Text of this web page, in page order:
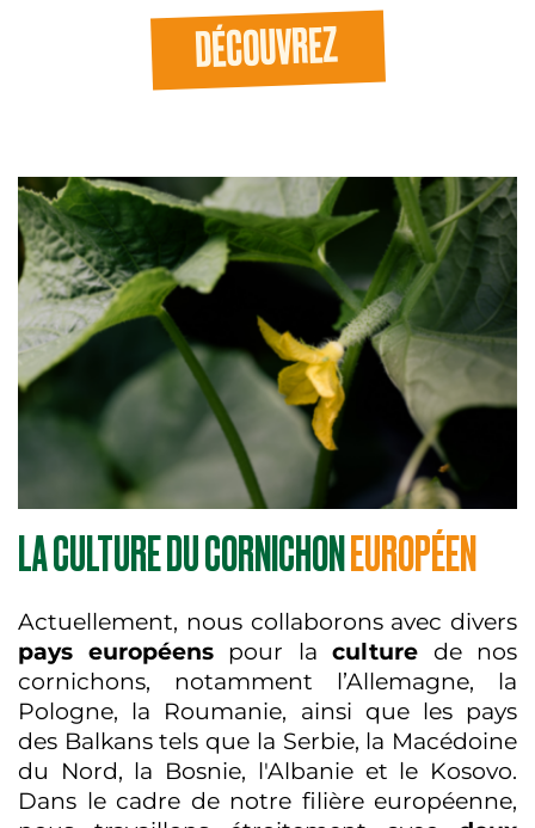
DÉCOUVREZ
LA CULTURE DU CORNICHON EUROPÉEN
Actuellement, nous collaborons avec divers
pays européenspour la culture de nos
cornichons, notamment l’Allemagne, la
Pologne, la Roumanie, ainsi que les pays
des Balkans tels que la Serbie, la Macédoine
du Nord, la Bosnie, l'Albanie et le Kosovo.
Dans le cadre de notre filière européenne,